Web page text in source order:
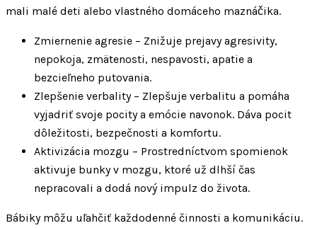
mali malé deti alebo vlastného domáceho maznáčika.
Zmiernenie agresie – Znižuje prejavy agresivity,
nepokoja, zmätenosti, nespavosti, apatie a
bezcieľneho putovania.
Zlepšenie verbality – Zlepšuje verbalitu a pomáha
vyjadriť svoje pocity a emócie navonok. Dáva pocit
dôležitosti, bezpečnosti a komfortu.
Aktivizácia mozgu – Prostredníctvom spomienok
aktivuje bunky v mozgu, ktoré už dlhší čas
nepracovali a dodá nový impulz do života.
Bábiky môžu uľahčiť každodenné činnosti a komunikáciu.